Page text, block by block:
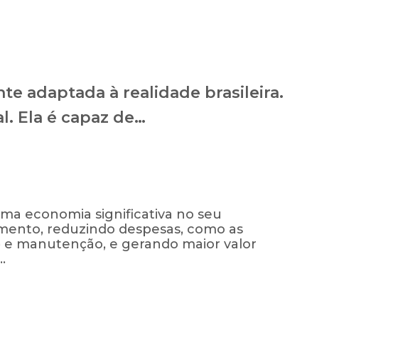
adaptada à realidade brasileira.
Ela é capaz de…
economia significativa no seu
reduzindo despesas, como as
manutenção, e gerando maior valor